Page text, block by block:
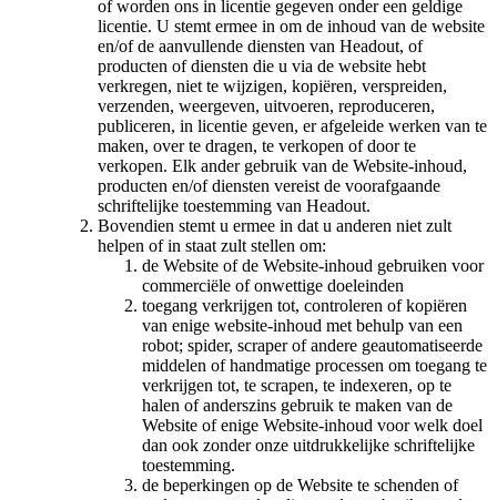
of worden ons in licentie gegeven onder een geldige
licentie. U stemt ermee in om de inhoud van de website
en/of de aanvullende diensten van Headout, of
producten of diensten die u via de website hebt
verkregen, niet te wijzigen, kopiëren, verspreiden,
verzenden, weergeven, uitvoeren, reproduceren,
publiceren, in licentie geven, er afgeleide werken van te
maken, over te dragen, te verkopen of door te
verkopen. Elk ander gebruik van de Website-inhoud,
producten en/of diensten vereist de voorafgaande
schriftelijke toestemming van Headout.
Bovendien stemt u ermee in dat u anderen niet zult
helpen of in staat zult stellen om:
de Website of de Website-inhoud gebruiken voor
commerciële of onwettige doeleinden
toegang verkrijgen tot, controleren of kopiëren
van enige website-inhoud met behulp van een
robot; spider, scraper of andere geautomatiseerde
middelen of handmatige processen om toegang te
verkrijgen tot, te scrapen, te indexeren, op te
halen of anderszins gebruik te maken van de
Website of enige Website-inhoud voor welk doel
dan ook zonder onze uitdrukkelijke schriftelijke
toestemming.
de beperkingen op de Website te schenden of